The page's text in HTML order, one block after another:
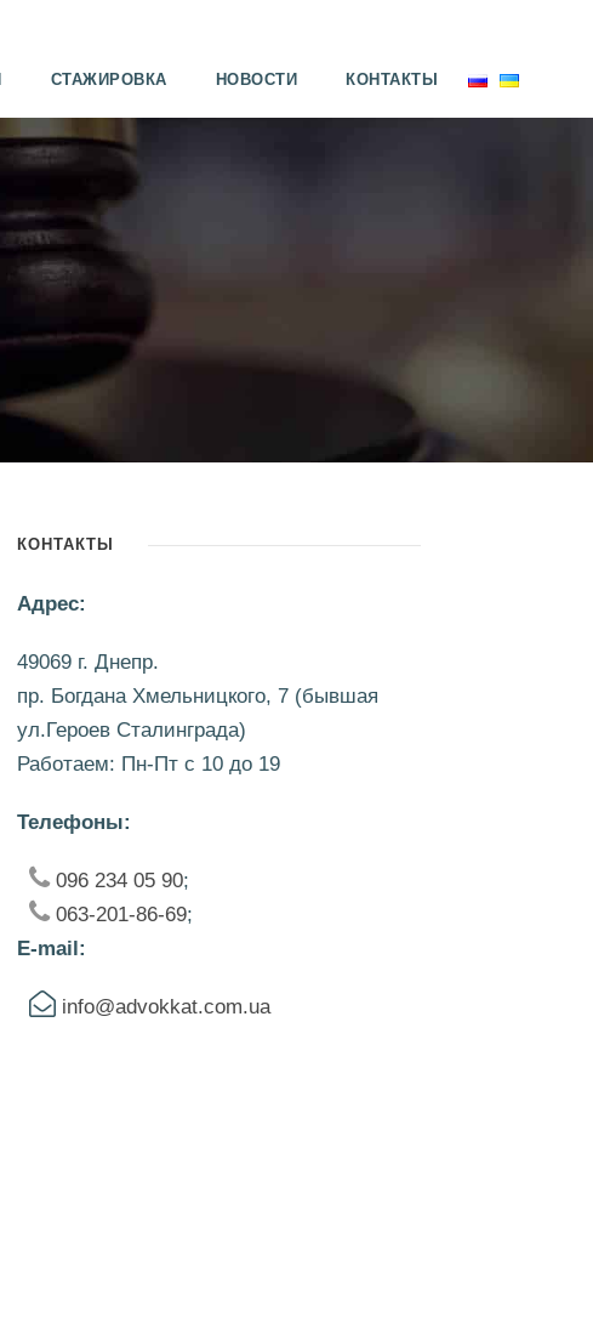
СТАЖИРОВКА НОВОСТИ КОНТАКТЫ
КОНТАКТЫ
Адрес:
49069 г. Днепр.
пр. Богдана Хмельницкого, 7 (бывшая
ул.Героев Сталинграда)
Работаем: Пн-Пт c 10 до 19
Телефоны:
096 234 05 90;
063-201-86-69;
E-mail:
info@advokkat.com.ua